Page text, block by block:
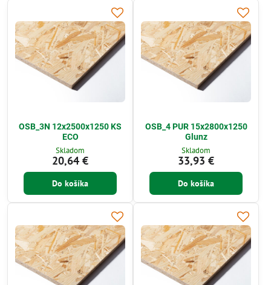
OSB_3N 12x2500x1250 KS
ECO
Skladom
20,64 €
Do košíka
OSB_4 PUR 15x2800x1250
Glunz
Skladom
33,93 €
Do košíka